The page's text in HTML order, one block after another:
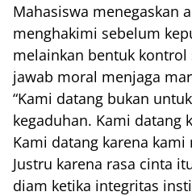
Mahasiswa menegaskan
menghakimi sebelum
melainkan bentuk
jawab moral menjaga
“Kami datang bukan
kegaduhan. Kami datang
Kami datang karena
Justru karena rasa cinta
diam ketika integritas